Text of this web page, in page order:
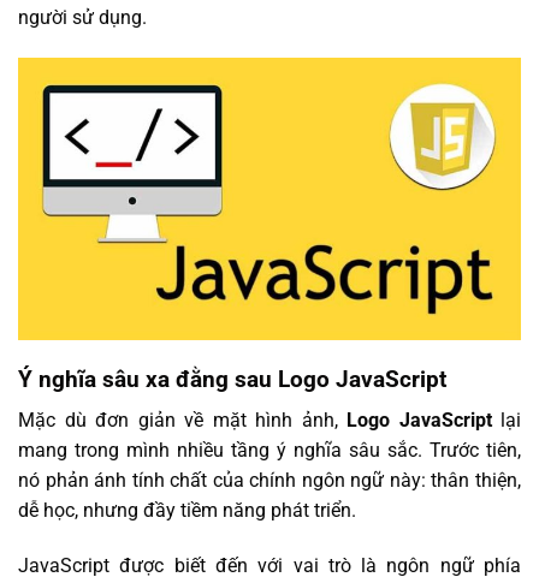
người sử dụng.
Ý nghĩa sâu xa đằng sau Logo JavaScript
Mặc dù đơn giản về mặt hình ảnh, Logo JavaScriptlại
mang trong mình nhiều tầng ý nghĩa sâu sắc. Trước tiên,
nó phản ánh tính chất của chính ngôn ngữ này: thân thiện,
dễ học, nhưng đầy tiềm năng phát triển.
JavaScript được biết đến với vai trò là ngôn ngữ phía